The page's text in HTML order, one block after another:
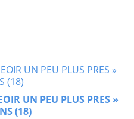
UN PEU PLUS PRES »
(18)